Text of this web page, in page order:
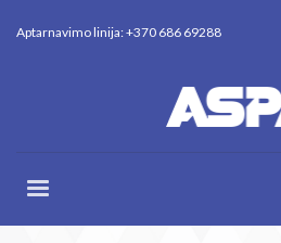
Aptarnavimo linija: +370 686 69288